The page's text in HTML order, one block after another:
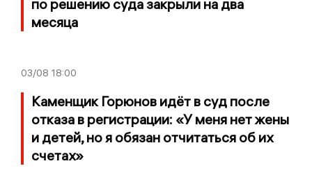
по решению суда закрыли на два
месяца
03/08 18:00
Каменщик Горюнов идёт в суд после
отказа в регистрации: «У меня нет жены
и детей, но я обязан отчитаться об их
счетах»